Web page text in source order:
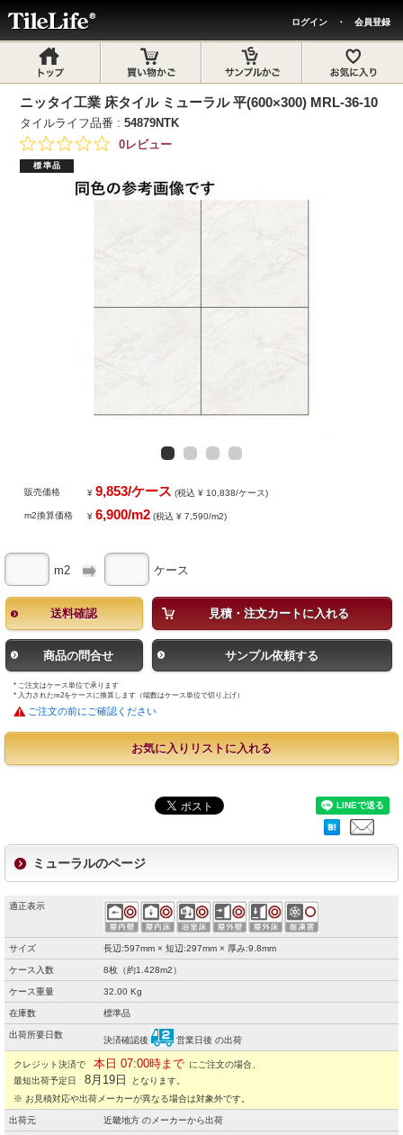
ログイン ・ 会員登録
ニッタイ工業 床タイル ミューラル 平(600×300) MRL-36-10
タイルライフ品番 :54879NTK
0レビュー
標準品
販売価格 ¥9,853/ケース (税込 ¥ 10,838/ケース)
m2換算価格 ¥6,900/m2 (税込 ¥ 7,590/m2)
m2 ケース
送料確認 見積・注文カートに入れる
商品の問合せ サンプル依頼する
* ご注文はケース単位で承ります
* 入力されたm2をケースに換算します（端数はケース単位で切り上げ）
ご注文の前にご確認ください
お気に入りリストに入れる
ミューラルのページ
適正表示
サイズ 長辺:597mm × 短辺:297mm × 厚み:9.8mm
ケース入数 8枚（約1.428m2）
ケース重量 32.00 Kg
在庫数 標準品
出荷所要日数
決済確認後 営業日後 の出荷
クレジット決済で 本日 07:00時まで にご注文の場合、
最短出荷予定日
8月19日
となります。
※ お見積対応や出荷メーカーが異なる場合は対象外です。
出荷元 近畿地方 のメーカーから出荷